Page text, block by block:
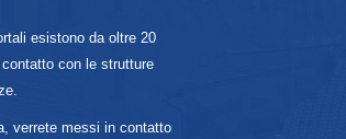
esistono da oltre 20
con le strutture
verrete messi in contatto